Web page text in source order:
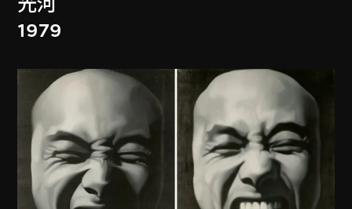
光河
1979